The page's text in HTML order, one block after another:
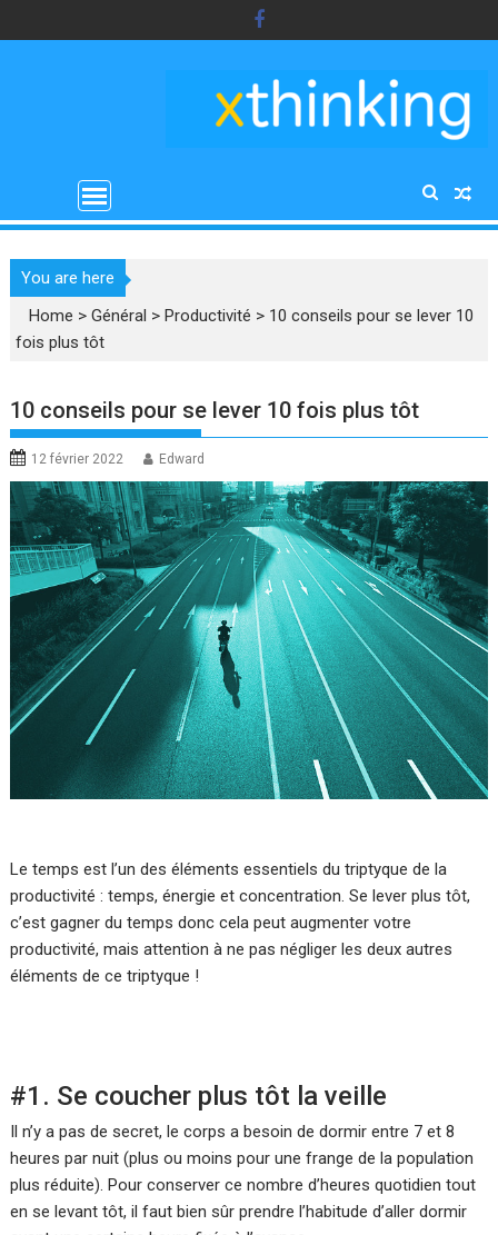
to
You are here
Home >Général >Productivité > 10 conseils pour se lever 10
fois plus tôt
10 conseils pour se lever 10 fois plus tôt
12 février 2022 Edward
Le temps est l’un des éléments essentiels du triptyque de la
productivité : temps, énergie et concentration. Se lever plus tôt,
c’est gagner du temps donc cela peut augmenter votre
productivité, mais attention à ne pas négliger les deux autres
éléments de ce triptyque !
#1. Se coucher plus tôt la veille
Il n’y a pas de secret, le corps a besoin de dormir entre 7 et 8
heures par nuit (plus ou moins pour une frange de la population
plus réduite). Pour conserver ce nombre d’heures quotidien tout
en se levant tôt, il faut bien sûr prendre l’habitude d’aller dormir